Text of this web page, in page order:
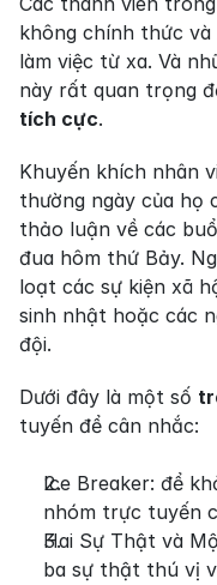
không chính thức và
làm việc từ xa. Và
này rất quan trọng
tích cực.
Khuyến khích nhân
thường ngày của họ
thảo luận về các
đua hôm thứ Bảy.
loạt các sự kiện xã
sinh nhật hoặc các
đội.
Dưới đây là một số
tuyến để cân nhắc:
Ice Breaker: để
nhóm trực tuyến
Hai Sự Thật và
ba sự thật thú vị